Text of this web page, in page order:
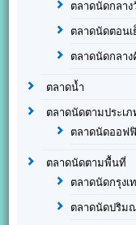
ตลาดนัดกลาง
ตลาดนัดตอนเ
ตลาดนัดกลา
ตลาดน้ำ
ตลาดนัดตามประเภ
ตลาดนัดออฟ
ตลาดนัดตามพื้นที่
ตลาดนัดกรุง
ตลาดนัดปริม